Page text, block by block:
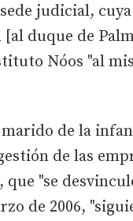
judicial,
duque de
Nóos "al
de la
de las
"se
de 2006,